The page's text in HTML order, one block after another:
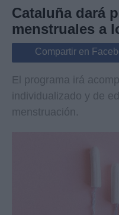
Internacional
Viajes
Cataluña dará
menstruales a
Compartir en
El programa irá
individualizado y de
menstruación.